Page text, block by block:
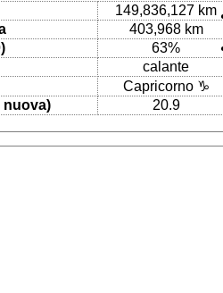
149,836,127 km
403,968 km
63%
calante
Capricorno ♑
nuova)
20.9